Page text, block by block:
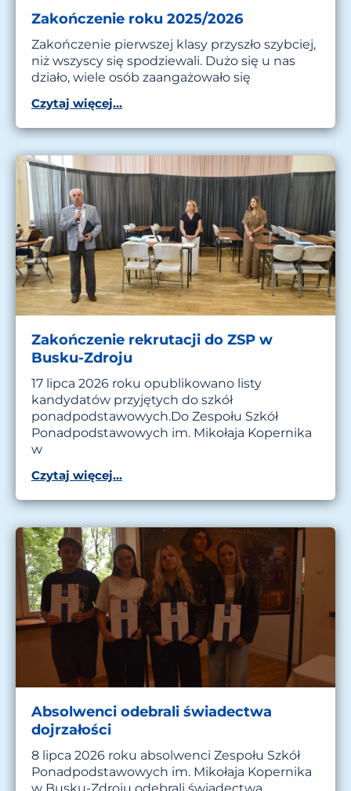
Zakończenie roku 2025/2026
Zakończenie pierwszej klasy przyszło szybciej,
niż wszyscy się spodziewali. Dużo się u nas
działo, wiele osób zaangażowało się
Czytaj więcej...
Zakończenie rekrutacji do ZSP w
Busku-Zdroju
17 lipca 2026 roku opublikowano listy
kandydatów przyjętych do szkół
ponadpodstawowych.Do Zespołu Szkół
Ponadpodstawowych im. Mikołaja Kopernika
w
Czytaj więcej...
Absolwenci odebrali świadectwa
dojrzałości
8 lipca 2026 roku absolwenci Zespołu Szkół
Ponadpodstawowych im. Mikołaja Kopernika